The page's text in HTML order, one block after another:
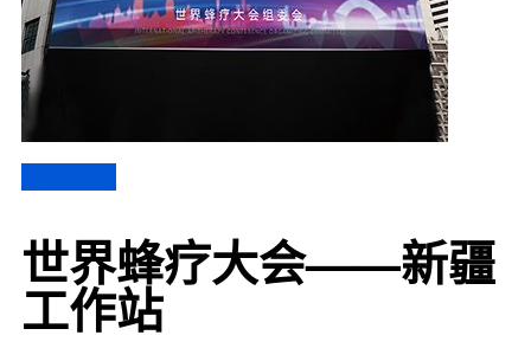
世界蜂疗大会——新疆
工作站